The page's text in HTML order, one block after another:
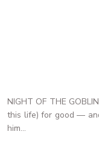
NIGHT OF THE
this life) for good —
him...